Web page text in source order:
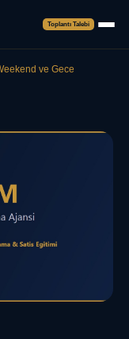
Toplantı Talebi
ve Gece